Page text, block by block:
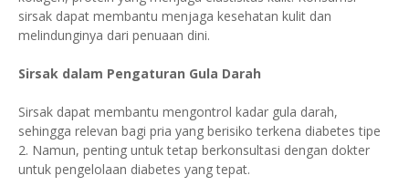
sirsak dapat membantu menjaga kesehatan kulit dan
melindunginya dari penuaan dini.
Sirsak dalam Pengaturan Gula Darah
Sirsak dapat membantu mengontrol kadar gula darah,
sehingga relevan bagi pria yang berisiko terkena diabetes tipe
2. Namun, penting untuk tetap berkonsultasi dengan dokter
untuk pengelolaan diabetes yang tepat.